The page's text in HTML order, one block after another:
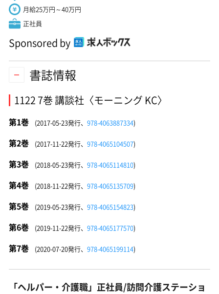
月給25万円～40万円
正社員
Sponsored by
書誌情報
1122 7巻 講談社〈モーニング KC〉
第1巻 (2017-05-23発行、 978-4063887334)
第2巻 (2017-11-22発行、 978-4065104507)
第3巻 (2018-05-23発行、 978-4065114810)
第4巻 (2018-11-22発行、 978-4065135709)
第5巻 (2019-05-23発行、 978-4065154823)
第6巻 (2019-11-22発行、 978-4065177570)
第7巻 (2020-07-20発行、 978-4065199114)
「ヘルパー・介護職」正社員/訪問介護ステーショ